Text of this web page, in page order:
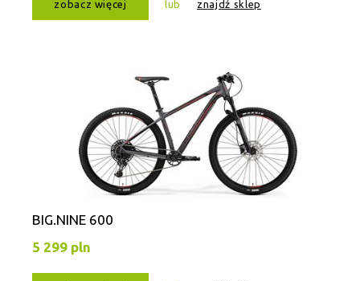
zobacz więcej lub znajdź sklep
BIG.NINE 600
5 299 pln